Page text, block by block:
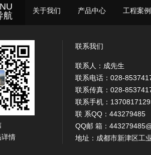
航
关于我们 产品中心 工程案例
详情
联系我们
联系人：成先生
联系电话：028-
联系传真：028-
联系手机：
联 系QQ：443279485
QQ邮 箱：
地址：成都市新津区工